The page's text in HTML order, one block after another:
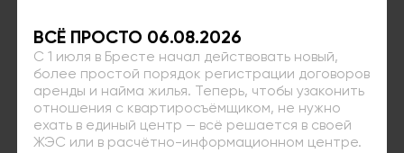
ВСЁ ПРОСТО 06.08.2026
С 1 июля в Бресте начал действовать новый,
более простой порядок регистрации договоров
аренды и найма жилья. Теперь, чтобы узаконить
отношения с квартиросъёмщиком, не нужно
ехать в единый центр — всё решается в своей
ЖЭС или в расчётно-информационном центре.